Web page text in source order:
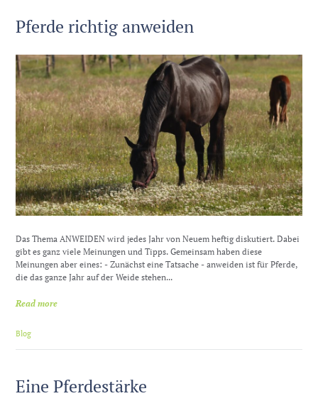
Pferde richtig anweiden
Das Thema ANWEIDEN wird jedes Jahr von Neuem heftig diskutiert. Dabei
gibt es ganz viele Meinungen und Tipps. Gemeinsam haben diese
Meinungen aber eines: - Zunächst eine Tatsache - anweiden ist für Pferde,
die das ganze Jahr auf der Weide stehen...
Read more
Blog
Eine Pferdestärke